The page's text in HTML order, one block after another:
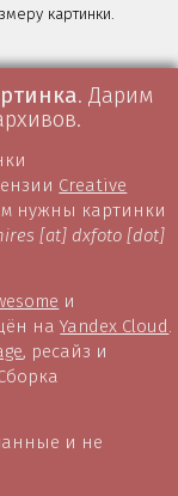
картинки.
. Дарим
Creative
нужны картинки
[at] dxfoto [dot]
и
наYandex Cloud.
, ресайз и
и не